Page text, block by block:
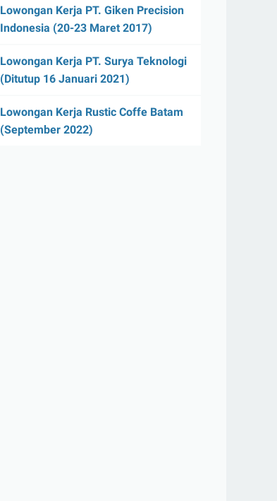
Lowongan Kerja PT. Giken Precision
Indonesia (20-23 Maret 2017)
Lowongan Kerja PT. Surya Teknologi
(Ditutup 16 Januari 2021)
Lowongan Kerja Rustic Coffe Batam
(September 2022)